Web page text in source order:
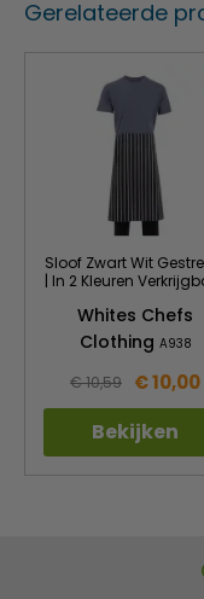
Gerelateerde
Sloof Zwart Wit
| In 2 Kleuren
Whites Chefs
Clothing A938
€ 10,59 € 10,00
Bekijken